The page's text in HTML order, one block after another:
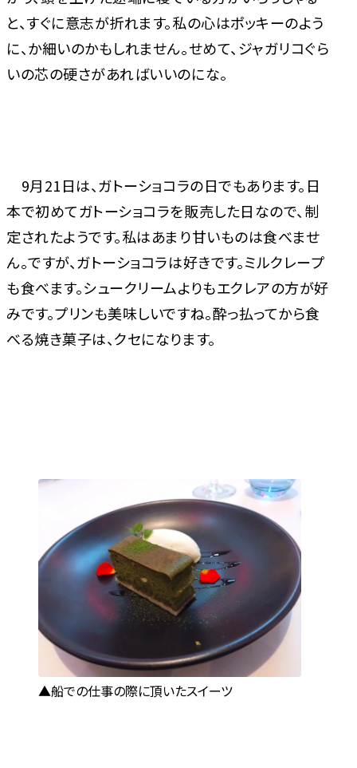
と、すぐに意志が折れます。私の心はポッキーのよう
に、か細いのかもしれません。せめて、ジャガリコぐら
いの芯の硬さがあればいいのにな。
9月21日は、ガトーショコラの日でもあります。日
本で初めてガトーショコラを販売した日なので、制
定されたようです。私はあまり甘いものは食べませ
ん。ですが、ガトーショコラは好きです。ミルクレープ
も食べます。シュークリームよりもエクレアの方が好
みです。プリンも美味しいですね。酔っ払ってから食
べる焼き菓子は、クセになります。
船での仕事の際に頂いたスイーツ